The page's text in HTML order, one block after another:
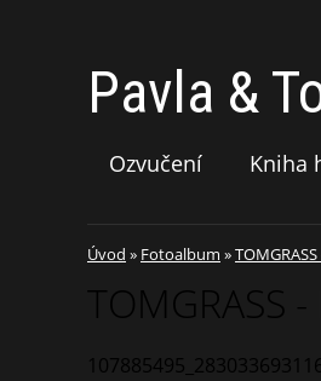
Pavla &
Ozvučení Kniha
Úvod » Fotoalbum »
TOMGRASS